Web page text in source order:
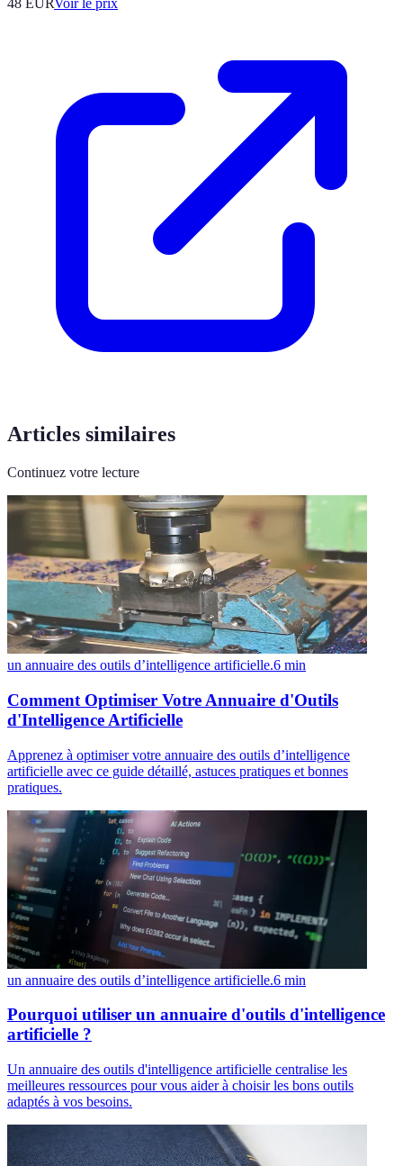
48 EURVoir le prix
Articles similaires
Continuez votre lecture
un annuaire des outils d’intelligence artificielle.6 min
Comment Optimiser Votre Annuaire d'Outils
d'Intelligence Artificielle
Apprenez à optimiser votre annuaire des outils d’intelligence
artificielle avec ce guide détaillé, astuces pratiques et bonnes
pratiques.
un annuaire des outils d’intelligence artificielle.6 min
Pourquoi utiliser un annuaire d'outils d'intelligence
artificielle ?
Un annuaire des outils d'intelligence artificielle centralise les
meilleures ressources pour vous aider à choisir les bons outils
adaptés à vos besoins.